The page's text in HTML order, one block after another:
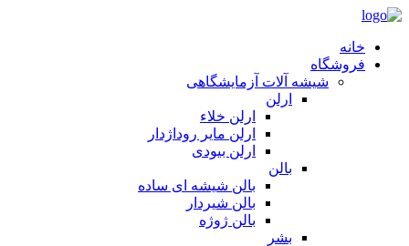
خانه
فروشگاه
شیشه آلات آزمایشگاهی
ارلن
ارلن خلاء
ارلن مایر روداژدار
ارلن بیودی
بالن
بالن شیشه ای ساده
بالن شیردار
بالن ژوژه
بشر